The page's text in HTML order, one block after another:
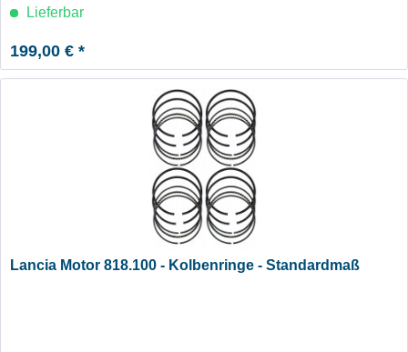
Lieferbar
199,00 € *
Lancia Motor 818.100 - Kolbenringe - Standardmaß